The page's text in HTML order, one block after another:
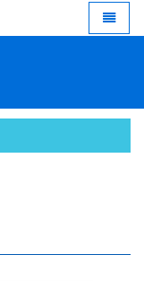
Toggle